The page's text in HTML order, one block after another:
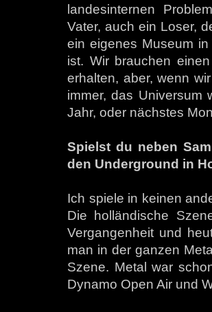
landesinternen
Vater, auch ein Loser,
ein eigenes Museum
ist. Wir brauchen
erhalten, aber, wenn
immer, das Universum
Jahr, oder nächstes
Spielst du neben
den Underground in
Ich spiele in keinen
Die holländische
Vergangenheit und
man in der ganzen
Szene. Metal war
Dynamo Open Air und